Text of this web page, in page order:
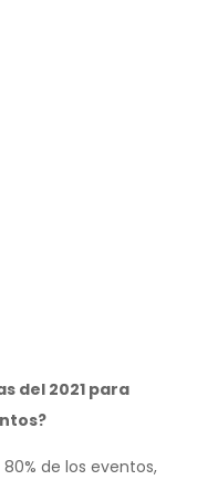
del 2021 para
de los eventos,